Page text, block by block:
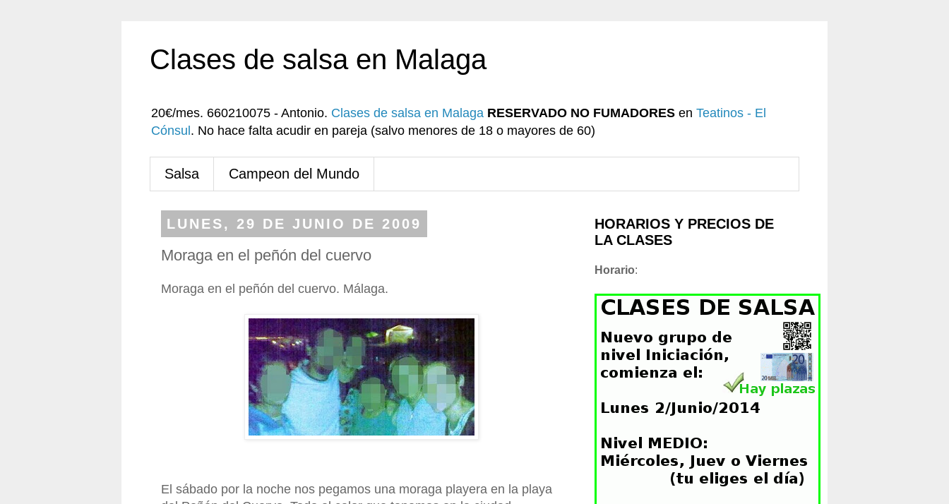
Clases de salsa en Malaga
20€/mes. 660210075 - Antonio. Clases de salsa en Malaga RESERVADO NO FUMADORES en Teatinos - El
Cónsul . No hace falta acudir en pareja (salvo menores de 18 o mayores de 60)
Salsa Campeon del Mundo
LUNES, 29 DE JUNIO DE 2009
Moraga en el peñón del cuervo
Moraga en el peñón del cuervo. Málaga.
El sábado por la noche nos pegamos una moraga playera en la playa
HORARIOS Y PRECIOS DE
LA CLASES
Horario: